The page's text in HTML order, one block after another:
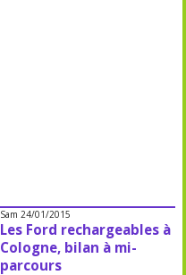
Sam 24/01/2015
Les Ford rechargeables à
Cologne, bilan à mi-
parcours